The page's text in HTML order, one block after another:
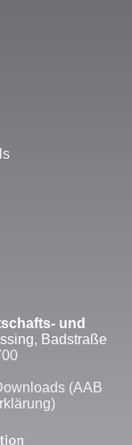
und
Badstraße
(AAB